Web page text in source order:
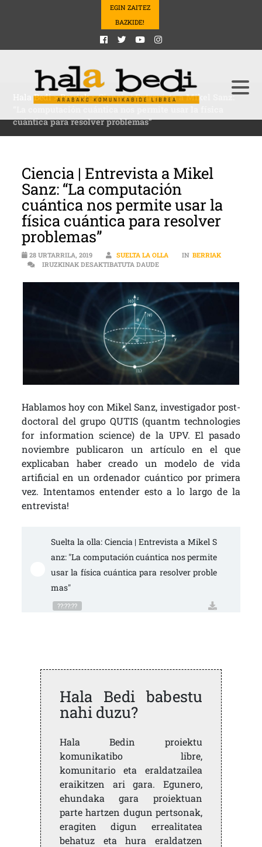
EGIN ZAITEZ
BAZKIDE!
Hala Bedi>Berriak>Ciencia | Entrevista a Mikel Sanz:
cuántica para resolver problemas”
Ciencia | Entrevista a Mikel
Sanz: “La computación
cuántica nos permite usar la
física cuántica para resolver
problemas”
28 URTARRILA, 2019 SUELTA LA OLLA IN BERRIAK
IRUZKINAK DESAKTIBATUTA DAUDECIENCIA | ENTREVISTA A MIKEL
Hablamos hoy con Mikel Sanz, investigador post-
doctoral del grupo QUTIS (quantm technologies
for information science) de la UPV. El pasado
noviembre publicaron un artículo en el que
explicaban haber creado un modelo de vida
artificial en un ordenador cuántico por primera
vez. Intentamos entender esto a lo largo de la
entrevista!
Suelta la olla: Ciencia | Entrevista a Mikel S
anz: "La computación cuántica nos permite
usar la física cuántica para resolver proble
mas"
??:??:??
Hala Bedi babestu
nahi duzu?
Hala Bedin proiektu
komunikatibo libre,
komunitario eta eraldatzailea
eraikitzen ari gara. Egunero,
ehundaka gara proiektuan
parte hartzen dugun pertsonak,
eragiten digun errealitatea
behatuz eta hura eraldatzen